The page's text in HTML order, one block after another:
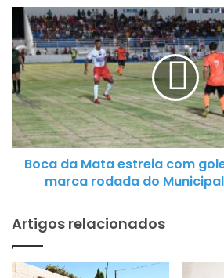
o
a
E
s
p
e
r
e
s
t
o
c
a
d
a
M
a
s
t
r
Boca da Mata estreia com
marca rodada do
Artigos relacionados